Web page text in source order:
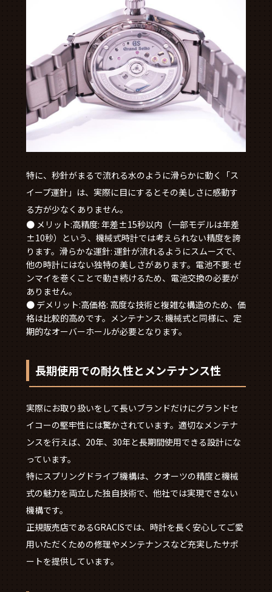
特に、秒針がまるで流れる水のように滑らかに動く「ス
イープ運針」は、実際に目にするとその美しさに感動す
る方が少なくありません。
● メリット:高精度: 年差±15秒以内（一部モデルは年差
±10秒）という、機械式時計では考えられない精度を誇
ります。滑らかな運針: 運針が流れるようにスムーズで、
他の時計にはない独特の美しさがあります。電池不要: ゼ
ンマイを巻くことで動き続けるため、電池交換の必要が
ありません。
● デメリット:高価格: 高度な技術と複雑な構造のため、価
格は比較的高めです。メンテナンス: 機械式と同様に、定
期的なオーバーホールが必要となります。
長期使用での耐久性とメンテナンス性
実際にお取り扱いをして長いブランドだけにグランドセ
イコーの堅牢性には驚かされています。適切なメンテナ
ンスを行えば、20年、30年と長期間使用できる設計にな
っています。
特にスプリングドライブ機構は、クオーツの精度と機械
式の魅力を両立した独自技術で、他社では実現できない
機構です。
正規販売店であるGRACISでは、時計を長く安心してご愛
用いただくための修理やメンテナンスなど充実したサポ
ートを提供しています。